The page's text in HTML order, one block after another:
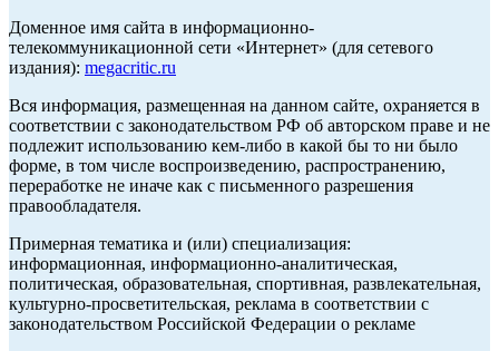
Доменное имя сайта в информационно-
телекоммуникационной сети «Интернет» (для сетевого
издания): megacritic.ru
Вся информация, размещенная на данном сайте, охраняется в
соответствии с законодательством РФ об авторском праве и не
подлежит использованию кем-либо в какой бы то ни было
форме, в том числе воспроизведению, распространению,
переработке не иначе как с письменного разрешения
правообладателя.
Примерная тематика и (или) специализация:
информационная, информационно-аналитическая,
политическая, образовательная, спортивная, развлекательная,
культурно-просветительская, реклама в соответствии с
законодательством Российской Федерации о рекламе